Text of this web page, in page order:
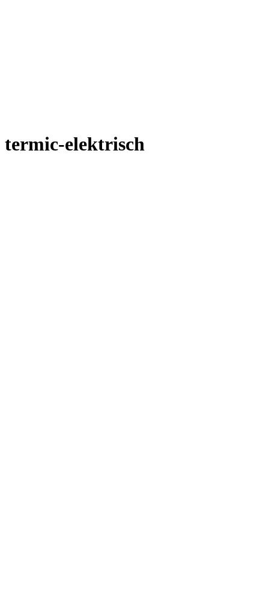
termic-elektrisch